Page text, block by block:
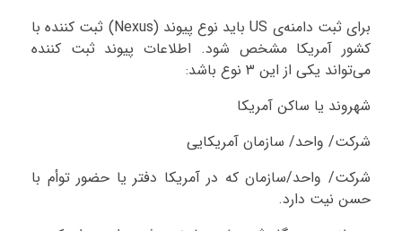
برای ثبت دامنه‌ی US باید نوع پیوند (Nexus) ثبت کننده با
کشور آمریکا مشخص شود. اطلاعات پیوند ثبت کننده
می‌تواند یکی از این ۳ نوع باشد:
شهروند یا ساکن آمریکا
شرکت/ واحد/ سازمان آمریکایی
شرکت/ واحد/سازمان که در آمریکا دفتر یا حضور توأم با
حسن نیت دارد.